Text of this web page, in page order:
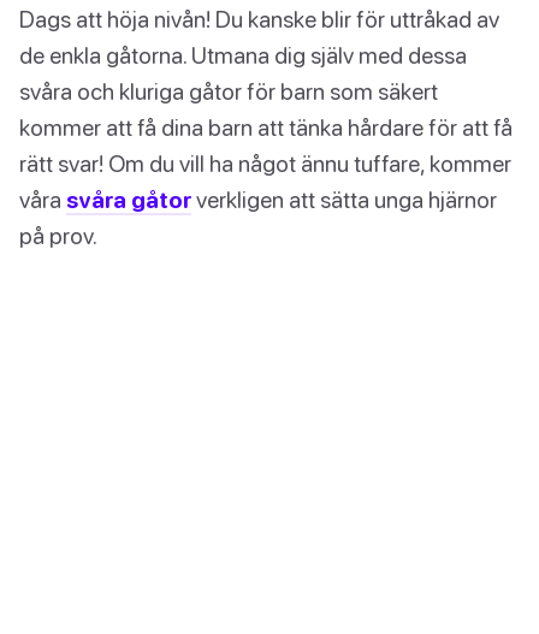
Dags att höja nivån! Du kanske blir för uttråkad av
de enkla gåtorna. Utmana dig själv med dessa
svåra och kluriga gåtor för barn som säkert
kommer att få dina barn att tänka hårdare för att få
rätt svar! Om du vill ha något ännu tuffare, kommer
våra svåra gåtorverkligen att sätta unga hjärnor
på prov.